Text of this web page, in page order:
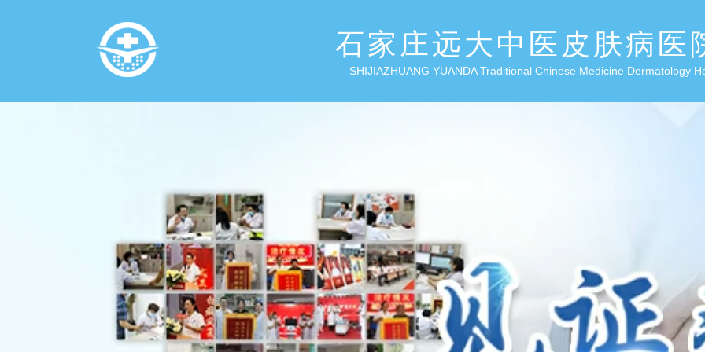
石家庄远大中医皮肤病医
SHIJIAZHUANG YUANDA Traditional Chinese Medicine Dermatology